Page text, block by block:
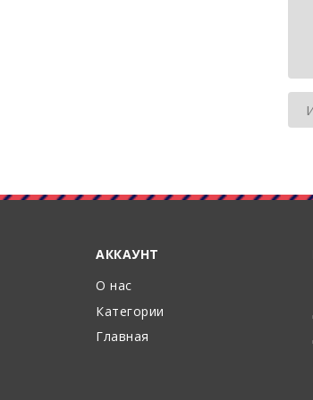
АККАУНТ
О нас
Категории
Главная